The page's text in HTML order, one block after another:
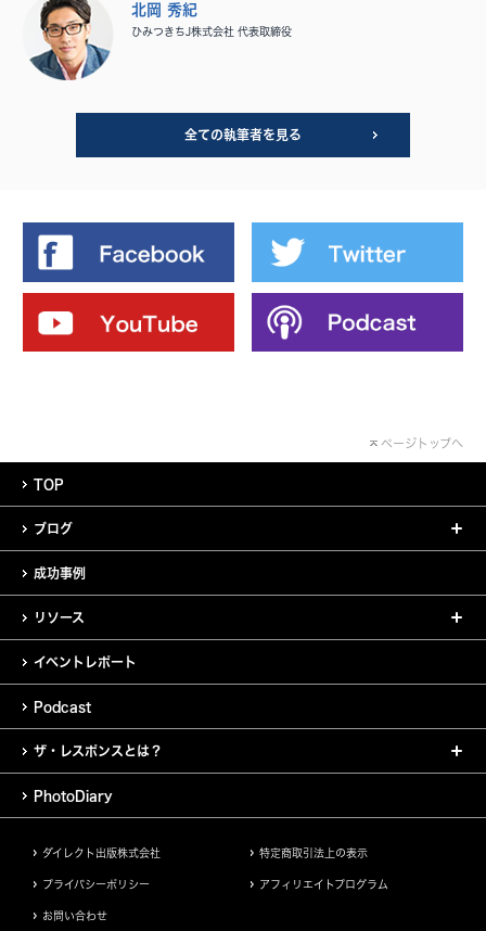
北岡 秀紀
ひみつきちJ株式会社 代表取締役
全ての執筆者を見る
ページトップへ
TOP
ブログ
成功事例
リソース
イベントレポート
Podcast
ザ・レスポンスとは？
PhotoDiary
ダイレクト出版株式会社 特定商取引法上の表示
プライバシーポリシー アフィリエイトプログラム
お問い合わせ